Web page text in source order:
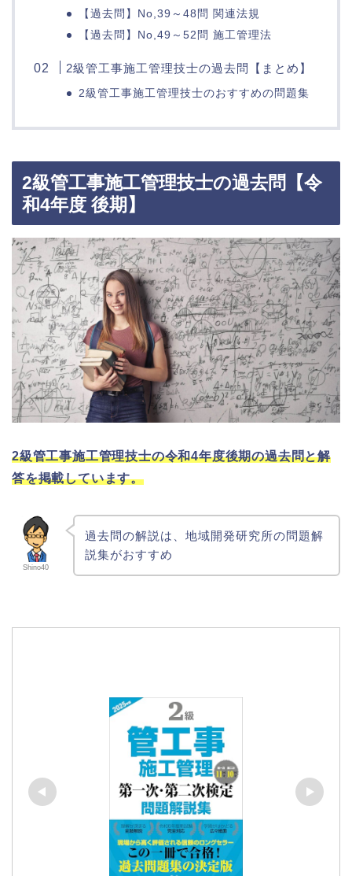
【過去問】No,39～48問 関連法規
【過去問】No,49～52問 施工管理法
2級管工事施工管理技士の過去問【まとめ】
2級管工事施工管理技士のおすすめの問題集
2級管工事施工管理技士の過去問【令
和4年度 後期】
2級管工事施工管理技士の令和4年度後期の過去問と解
答を掲載しています。
Shino40
過去問の解説は、地域開発研究所の問題解
説集がおすすめ